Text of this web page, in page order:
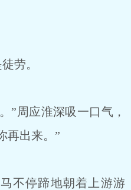
劳。
”周应淮深吸一口气，
再出来。”
不停蹄地朝着上游游